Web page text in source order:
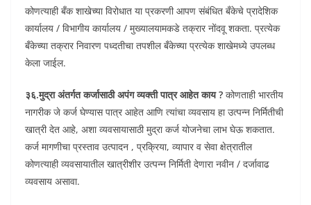
कोणत्याही बँक शाखेच्या विरोधात या प्रकरणी आपण संबंधित बँकेचे प्रादेशिक
कार्यालय / विभागीय कार्यालय / मुख्यालयामकडे तक्रार नोंदवू शकता. प्रत्येक
बँकेच्या तक्रार निवारण पध्दतीचा तपशील बँकेच्या प्रत्येक शाखेमध्ये उपलब्ध
केला जाईल.
३६.मुद्रा अंतर्गत कर्जासाठी अपंग व्यक्ती पात्र आहेत काय ? कोणताही भारतीय
नागरीक जे कर्ज घेण्यास पात्र आहेत आणि त्यांचा व्यवसाय हा उत्पन्न निर्मितीची
खात्री देत आहे, अशा व्यवसायासाठी मुद्रा कर्ज योजनेचा लाभ घेऊ शकतात.
कर्ज मागणीचा प्रस्ताव उत्पादन , प्रक्रिया, व्यापार व सेवा क्षेत्रातील
कोणत्याही व्यवसायातील खात्रीशीर उत्पन्न निर्मिती देणारा नवीन / दर्जावाढ
व्यवसाय असावा.